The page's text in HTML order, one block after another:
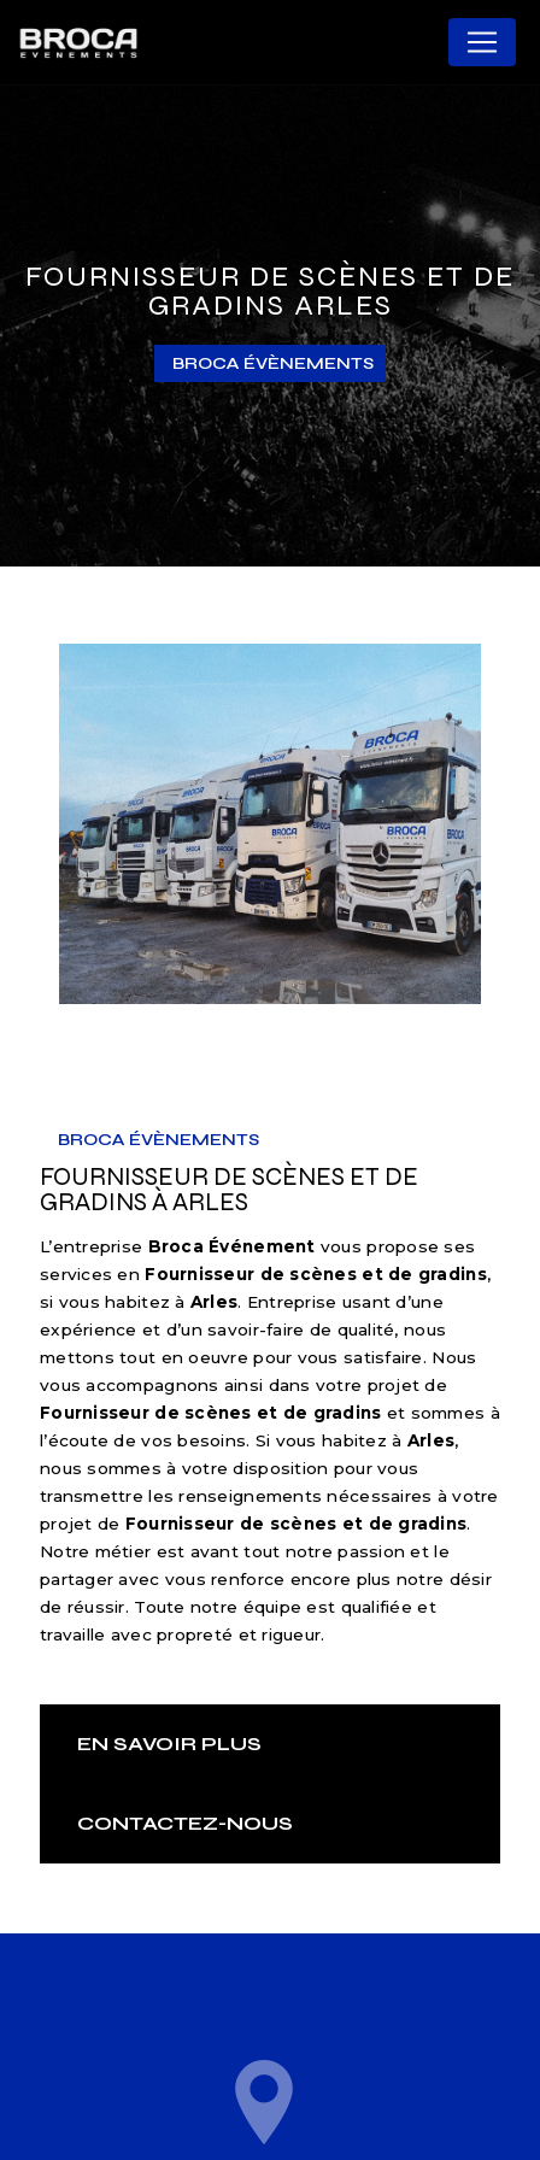
FOURNISSEUR DE SCÈNES ET DE
GRADINS ARLES
BROCA ÉVÈNEMENTS
BROCA ÉVÈNEMENTS
FOURNISSEUR DE SCÈNES ET DE
GRADINS À ARLES
L’entreprise Broca Événement vous propose ses
services en Fournisseur de scènes et de gradins,
si vous habitez à Arles. Entreprise usant d’une
expérience et d’un savoir-faire de qualité, nous
mettons tout en oeuvre pour vous satisfaire. Nous
vous accompagnons ainsi dans votre projet de
Fournisseur de scènes et de gradins et sommes à
l’écoute de vos besoins. Si vous habitez à Arles,
nous sommes à votre disposition pour vous
transmettre les renseignements nécessaires à votre
projet de Fournisseur de scènes et de gradins.
Notre métier est avant tout notre passion et le
partager avec vous renforce encore plus notre désir
de réussir. Toute notre équipe est qualifiée et
travaille avec propreté et rigueur.
EN SAVOIR PLUS
CONTACTEZ-NOUS